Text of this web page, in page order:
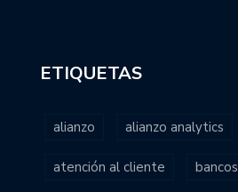
ETIQUETAS
alianzo alianzo analytics
atención al cliente bancos